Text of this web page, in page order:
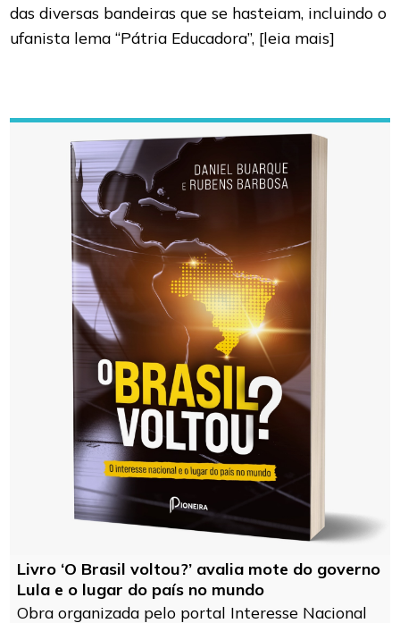
das diversas bandeiras que se hasteiam, incluindo o
ufanista lema “Pátria Educadora”, [leia mais]
Livro ‘O Brasil voltou?’ avalia mote do governo
Lula e o lugar do país no mundo
Obra organizada pelo portal Interesse Nacional